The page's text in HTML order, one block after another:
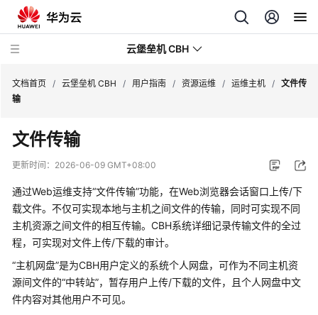
云堡垒机 CBH
最
动
态
服
务
公
告
文档首页 / 云堡垒机 CBH / 用户指南 / 资源运维 / 运维主机 / 文件传
输
文件传输
更新时间： 2026-06-09 GMT+08:00
通过Web运维支持“文件传输”功能，在Web浏览器会话窗口上传/下
载文件。不仅可实现本地与主机之间文件的传输，同时可实现不同
主机资源之间文件的相互传输。CBH系统详细记录传输文件的全过
程，可实现对文件上传/下载的审计。
“主机网盘”是为CBH用户定义的系统个人网盘，可作为不同主机资
源间文件的“中转站”，暂存用户上传/下载的文件，且个人网盘中文
件内容对其他用户不可见。